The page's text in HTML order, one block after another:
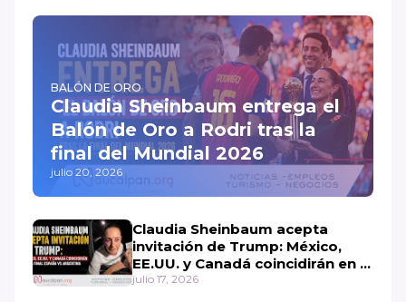
BALÓN DE ORO
Claudia Sheinbaum entrega el
Balón de Oro a Rodri tras la
final del Mundial 2026
julio 20, 2026
Claudia Sheinbaum acepta
invitación de Trump: México,
EE.UU. y Canadá coincidirán en la
final España vs Argentina
julio 17, 2026